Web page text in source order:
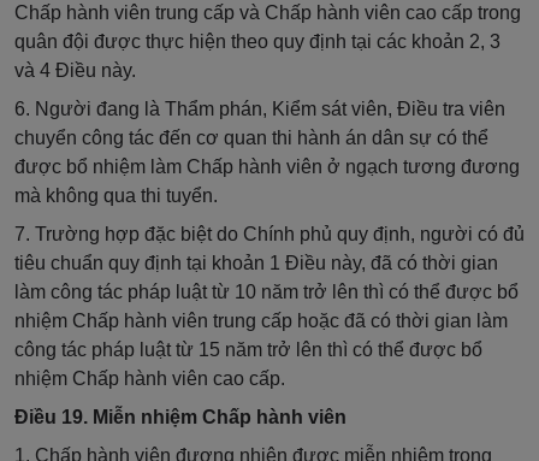
Chấp hành viên trung cấp và Chấp hành viên cao cấp trong
quân đội được thực hiện theo quy định tại các khoản 2, 3
và 4 Điều này.
6. Người đang là Thẩm phán, Kiểm sát viên, Điều tra viên
chuyển công tác đến cơ quan thi hành án dân sự có thể
được bổ nhiệm làm Chấp hành viên ở ngạch tương đương
mà không qua thi tuyển.
7. Trường hợp đặc biệt do Chính phủ quy định, người có đủ
tiêu chuẩn quy định tại khoản 1 Điều này, đã có thời gian
làm công tác pháp luật từ 10 năm trở lên thì có thể được bổ
nhiệm Chấp hành viên trung cấp hoặc đã có thời gian làm
công tác pháp luật từ 15 năm trở lên thì có thể được bổ
nhiệm Chấp hành viên cao cấp.
Điều 19. Miễn nhiệm Chấp hành viên
1. Chấp hành viên đương nhiên được miễn nhiệm trong